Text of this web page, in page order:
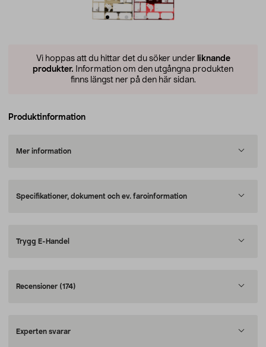
Vi hoppas att du hittar det du söker under liknande
produkter. Information om den utgångna produkten
finns längst ner på den här sidan.
Produktinformation
Mer information
Specifikationer, dokument och ev. faroinformation
Trygg E-Handel
Recensioner (174)
Experten svarar